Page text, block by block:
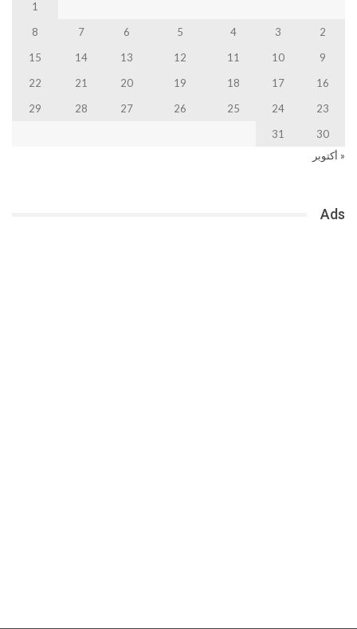
1
2
3
4
5
6
7
8
9
10
11
12
13
14
15
16
17
18
19
20
21
22
23
24
25
26
27
28
29
30
31
« أكتوبر
Ads